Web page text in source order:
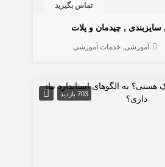
تماس بگیرید
, چیدمان و پلات
آموزشی خدمات آموزشی
703 بازدید